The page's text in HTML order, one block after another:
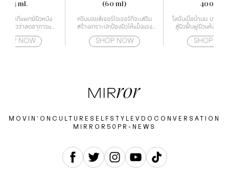
354 ml.
าบน้ำที่แพทย์ผิวหนัง
น์แล้วว่าลดอาการแห้ง
24 ชั่วโมง
NOW
(60 ml)
ครีมมอยส์เจอร์ไรเซอร์ที่จะเสริม
สร้างเกราะปกป้องผิวให้แข็งแรง
SHOP NOW
400 ml.
โลชั่นเนื้อน้ำนม บางเบ
สู่ผิวฟื้นฟูผิวแห้งเสีย ใ
Essence
SHOP
MOVIN’ON CULTURE SELF STYLE VDO CONVERSATION
MIRROR50 PR-NEWS